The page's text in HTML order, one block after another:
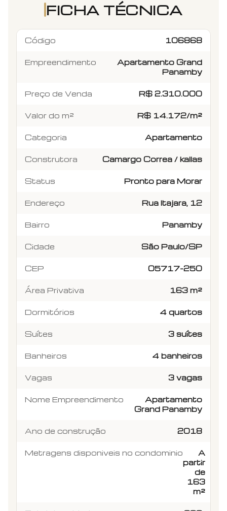
FICHA TÉCNICA
Código 106868
Empreendimento
Apartamento Grand
Panamby
Preço de Venda R$ 2.310.000
Valor do m² R$ 14.172/m²
Categoria Apartamento
Construtora Camargo Correa / kallas
Status Pronto para Morar
Endereço Rua Itajara, 12
Bairro Panamby
Cidade São Paulo/SP
CEP 05717-250
Área Privativa 163 m²
Dormitórios 4 quartos
Suítes 3 suítes
Banheiros 4 banheiros
Vagas 3 vagas
Nome Empreendimento
Apartamento
Grand Panamby
Ano de construção 2018
Metragens disponiveis no condominio
A
partir
de
163
m²